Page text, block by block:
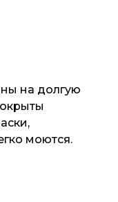
на долгую
моются.